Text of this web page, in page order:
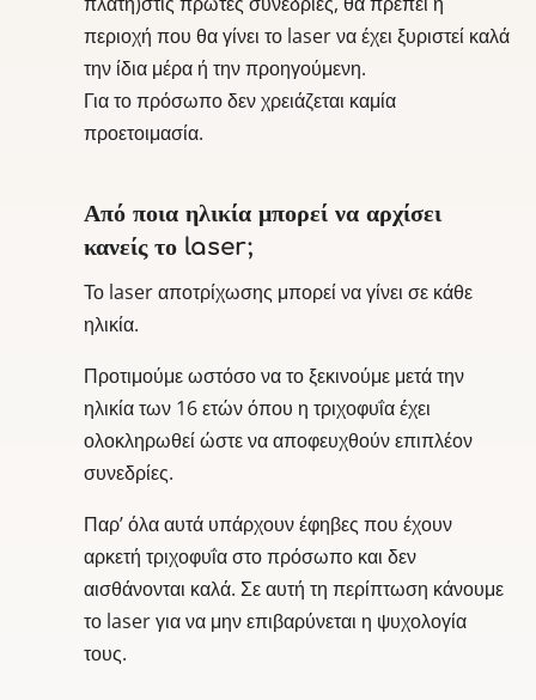
περιοχή που θα γίνει το laser να έχει ξυριστεί καλά
την ίδια μέρα ή την προηγούμενη.
Για το πρόσωπο δεν χρειάζεται καμία
προετοιμασία.
Από ποια ηλικία μπορεί να αρχίσει
κανείς το laser;
Το laser αποτρίχωσης μπορεί να γίνει σε κάθε
ηλικία.
Προτιμούμε ωστόσο να το ξεκινούμε μετά την
ηλικία των 16 ετών όπου η τριχοφυΐα έχει
ολοκληρωθεί ώστε να αποφευχθούν επιπλέον
συνεδρίες.
Παρ’ όλα αυτά υπάρχουν έφηβες που έχουν
αρκετή τριχοφυΐα στο πρόσωπο και δεν
αισθάνονται καλά. Σε αυτή τη περίπτωση κάνουμε
το laser για να μην επιβαρύνεται η ψυχολογία
τους.